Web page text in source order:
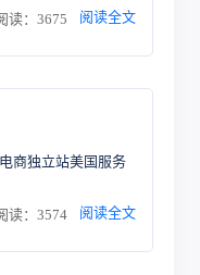
读：3675 阅读全文
商独立站美国服务
读：3574 阅读全文